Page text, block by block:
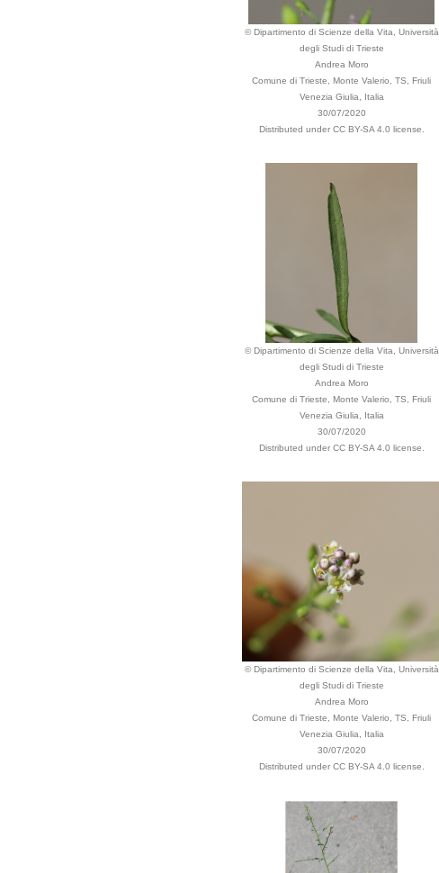
© Dipartimento di Scienze della Vita, Università
degli Studi di Trieste
Andrea Moro
Comune di Trieste, Monte Valerio, TS, Friuli
Venezia Giulia, Italia
30/07/2020
Distributed under CC BY-SA 4.0 license.
© Dipartimento di Scienze della Vita, Università
degli Studi di Trieste
Andrea Moro
Comune di Trieste, Monte Valerio, TS, Friuli
Venezia Giulia, Italia
30/07/2020
Distributed under CC BY-SA 4.0 license.
© Dipartimento di Scienze della Vita, Università
degli Studi di Trieste
Andrea Moro
Comune di Trieste, Monte Valerio, TS, Friuli
Venezia Giulia, Italia
30/07/2020
Distributed under CC BY-SA 4.0 license.